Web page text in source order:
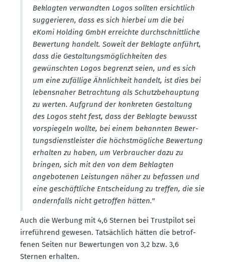
Beklagten verwandten Logos sollten ersichtlich
sugge­rieren, dass es sich hierbei um die bei
eKomi Holding GmbH erreichte durch­schnitt­liche
Bewertung handelt. Soweit der Beklagte anführt,
dass die Gestal­tungs­mög­lich­keiten des
gewünschten Logos begrenzt seien, und es sich
um eine zufällige Ähnlichkeit handelt, ist dies bei
lebens­naher Betrachtung als Schutz­be­hauptung
zu werten. Aufgrund der konkreten Gestaltung
des Logos steht fest, dass der Beklagte bewusst
vorspiegeln wollte, bei einem bekannten Bewer­
tungs­dienst­leister die höchst­mög­liche Bewertung
erhalten zu haben, um Verbraucher dazu zu
bringen, sich mit den von dem Beklagten
angebo­tenen Leistungen näher zu befassen und
eine geschäft­liche Entscheidung zu treffen, die sie
andern­falls nicht getroffen hätten."
Auch die Werbung mit 4,6 Sternen bei Trust­pilot sei
irreführend gewesen. Tatsächlich hätten die betrof­
fenen Seiten nur Bewer­tungen von 3,2 bzw. 3,6
Sternen erhalten.